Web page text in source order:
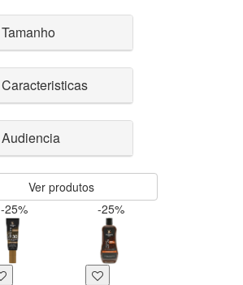
Tamanho
Caracteristicas
Audiencia
Ver produtos
-25%
-25%